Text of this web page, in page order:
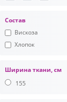
Состав
Вискоза
Хлопок
Ширина ткани, см
155